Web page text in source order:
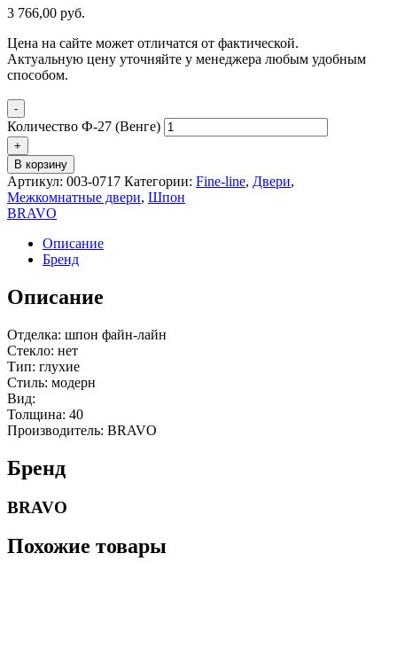
3 766,00 руб.
Цена на сайте может отличатся от фактической.
Актуальную цену уточняйте у менеджера любым удобным
способом.
-
Количество Ф-27 (Венге)
+
В корзину
Артикул: 003-0717 Категории: Fine-line, Двери,
Межкомнатные двери, Шпон
BRAVO
Описание
Бренд
Описание
Отделка: шпон файн-лайн
Стекло: нет
Тип: глухие
Стиль: модерн
Вид:
Толщина: 40
Производитель: BRAVO
Бренд
BRAVO
Похожие товары